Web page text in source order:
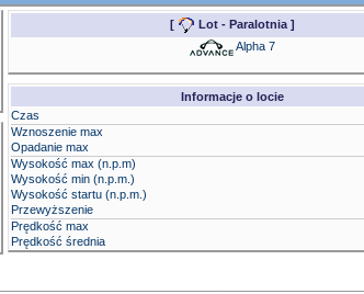
[ Lot - Paralotnia ]
Alpha 7
Informacje o locie
Czas
Wznoszenie max
Opadanie max
Wysokość max (n.p.m)
Wysokość min (n.p.m.)
Wysokość startu (n.p.m.)
Przewyższenie
Prędkość max
Prędkość średnia